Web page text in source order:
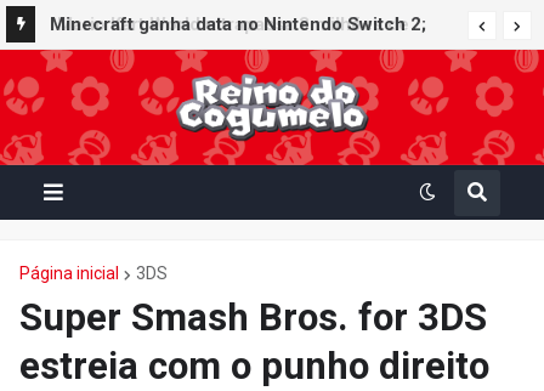
Minecraft ganha data no Nintendo Switch 2;
Super Mario Mash-Up receberá atualização
gráfica exclusiva
Página inicial 3DS
Super Smash Bros. for 3DS
estreia com o punho direito